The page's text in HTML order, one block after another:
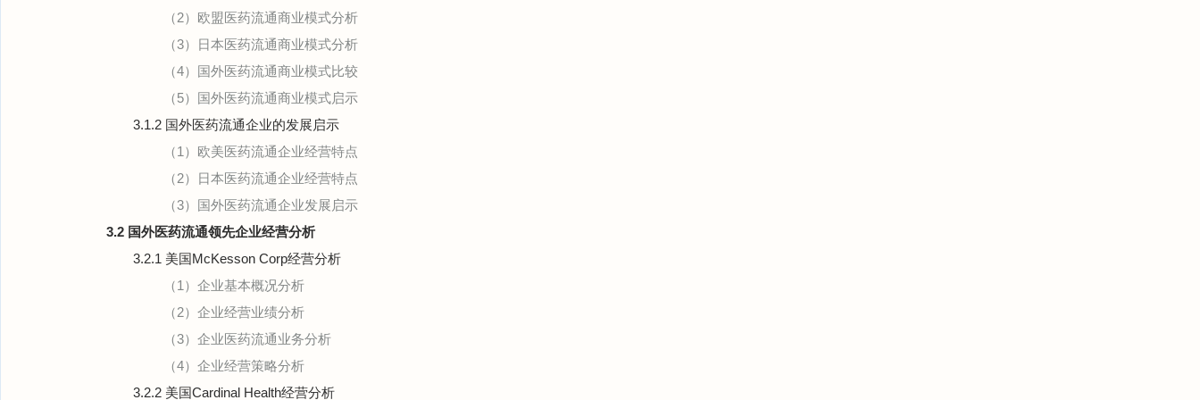
（2）欧盟医药流通商业模式分析
（3）日本医药流通商业模式分析
（4）国外医药流通商业模式比较
（5）国外医药流通商业模式启示
3.1.2 国外医药流通企业的发展启示
（1）欧美医药流通企业经营特点
（2）日本医药流通企业经营特点
（3）国外医药流通企业发展启示
3.2 国外医药流通领先企业经营分析
3.2.1 美国McKesson Corp经营分析
（1）企业基本概况分析
（2）企业经营业绩分析
（3）企业医药流通业务分析
（4）企业经营策略分析
3.2.2 美国Cardinal Health经营分析